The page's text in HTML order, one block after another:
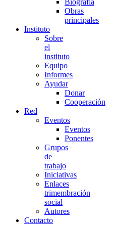
Obras
principales
Instituto
Sobre
el
instituto
Equipo
Informes
Ayudar
Donar
Cooperación
Red
Eventos
Eventos
Ponentes
Grupos
de
trabajo
Iniciativas
Enlaces
trimembración
social
Autores
Contacto